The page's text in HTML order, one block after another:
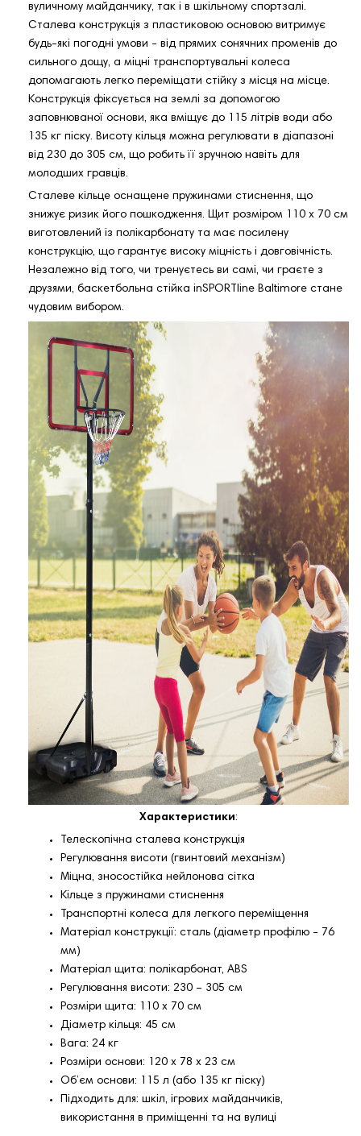
вуличному майданчику, так і в шкільному спортзалі.
Сталева конструкція з пластиковою основою витримує
будь-які погодні умови - від прямих сонячних променів до
сильного дощу, а міцні транспортувальні колеса
допомагають легко переміщати стійку з місця на місце.
Конструкція фіксується на землі за допомогою
заповнюваної основи, яка вміщує до 115 літрів води або
135 кг піску. Висоту кільця можна регулювати в діапазоні
від 230 до 305 см, що робить її зручною навіть для
молодших гравців.
Сталеве кільце оснащене пружинами стиснення, що
знижує ризик його пошкодження. Щит розміром 110 x 70 см
виготовлений із полікарбонату та має посилену
конструкцію, що гарантує високу міцність і довговічність.
Незалежно від того, чи тренуєтесь ви самі, чи граєте з
друзями, баскетбольна стійка inSPORTline Baltimore стане
чудовим вибором.
Характеристики:
Телескопічна сталева конструкція
Регулювання висоти (гвинтовий механізм)
Міцна, зносостійка нейлонова сітка
Кільце з пружинами стиснення
Транспортні колеса для легкого переміщення
Матеріал конструкції: сталь (діаметр профілю - 76
мм)
Матеріал щита: полікарбонат, ABS
Регулювання висоти: 230 – 305 см
Розміри щита: 110 x 70 см
Діаметр кільця: 45 см
Вага: 24 кг
Розміри основи: 120 x 78 x 23 см
Об’єм основи: 115 л (або 135 кг піску)
Підходить для: шкіл, ігрових майданчиків,
використання в приміщенні та на вулиці